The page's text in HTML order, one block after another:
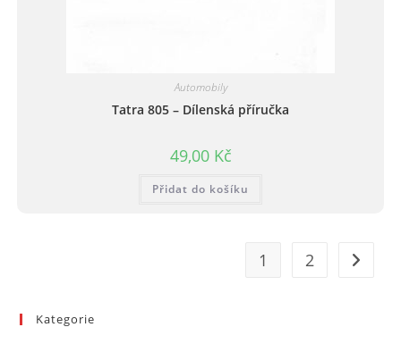
Automobily
Tatra 805 – Dílenská příručka
49,00 Kč
Přidat do košíku
1 2
Kategorie